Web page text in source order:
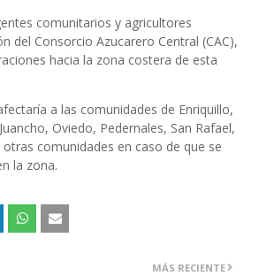
comunitarios y agricultores
del Consorcio Azucarero Central (CAC),
hacia la zona costera de esta
a las comunidades de Enriquillo,
Oviedo, Pedernales, San Rafael,
comunidades en caso de que se
la zona.
MÁS RECIENTE